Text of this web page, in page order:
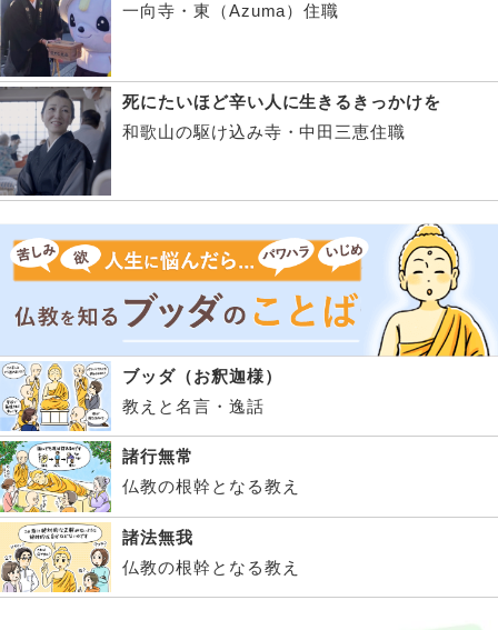
一向寺・東（Azuma）住職
死にたいほど辛い人に生きるきっかけを
和歌山の駆け込み寺・中田三恵住職
ブッダ（お釈迦様）
教えと名言・逸話
諸行無常
仏教の根幹となる教え
諸法無我
仏教の根幹となる教え